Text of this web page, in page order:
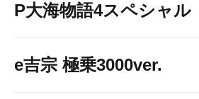
P大海物語4スペシャル
e吉宗 極乗3000ver.